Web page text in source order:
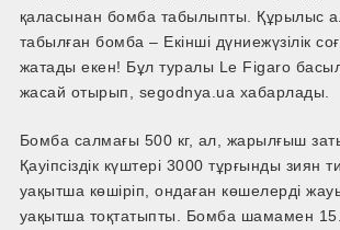
қаласынан бомба табылыпты. Құрылыс
табылған бомба – Екінші дүниежүзілік
жатады екен! Бұл туралы Le Figaro
жасай отырып, segodnya.ua хабарлады.
Бомба салмағы 500 кг, ал, жарылғыш
Қауіпсіздік күштері 3000 тұрғынды зиян
уақытша көшіріп, ондаған көшелерді
уақытша тоқтатыпты. Бомба шамамен